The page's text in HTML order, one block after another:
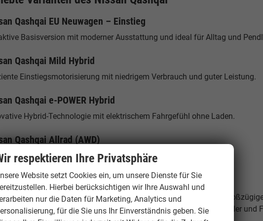
Qashqai EU Neuwagen – Einstieg
Basisversion mit moderner Ausstattung und ideal für Alltag und
Qashqai Mild Hybrid
Einstiegsmotorisierung mit niedrigem Verbrauch und guter Leistung.
Qashqai e-POWER Hybrid
Hybrid-Technologie mit elektrischem Fahrgefühl ohne Laden.
Qashqai Allrad (AWD)
mit Allradantrieb für bessere Traktion und Fahrstabilität.
& Alltagstauglichkeit
bietet mit bis zu ca. 504 Litern Kofferraumvolumen und
flexible Sitzkonfiguration macht ihn zu einem idealen SUV für Pendler und
respektieren Ihre Privatsphäre
Website setzt Cookies ein, um unsere Dienste für Sie
Hierbei berücksichtigen wir Ihre Auswahl und
nur die Daten für Marketing, Analytics und
für die Sie uns Ihr Einverständnis geben. Sie